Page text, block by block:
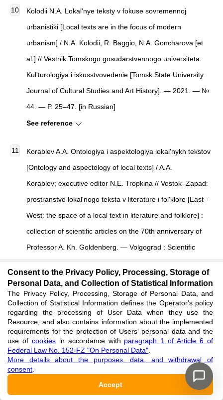
Kolodii N.A. Lokal'nye teksty v fokuse sovremennoj
urbanistiki [Local texts are in the focus of modern
urbanism] / N.A. Kolodii, R. Baggio, N.A. Goncharova [et
al.] // Vestnik Tomskogo gosudarstvennogo universiteta.
Kul'turologiya i iskusstvovedenie [Tomsk State University
Journal of Cultural Studies and Art History]. — 2021. — №
44. — P. 25–47. [in Russian]
See reference
Korablev A.A. Ontologiya i aspektologiya lokal'nykh tekstov
[Ontology and aspectology of local texts] / A.A.
Korablev; executive editor N.E. Tropkina // Vostok–Zapad:
prostranstvo lokal'nogo teksta v literature i fol'klore [East–
West: the space of a local text in literature and folklore] :
collection of scientific articles on the 70th anniversary of
Professor A. Kh. Goldenberg. — Volgograd : Scientific
[in Russian]
See reference
Lugovskoy V.A. Kaspiyskoe more [The Caspian Sea] / V.A.
Lugovskoy. — Moscow : Goslitizdat, 1936. — 78 p. [in
Russian]
See reference
Consent to the Privacy Policy, Processing, Storage of
Personal Data, and Collection of Statistical Information
The Privacy Policy, Processing, Storage of Personal Data, and
Collection of Statistical Information defines the Operator's policy
regarding the processing of User Data when they use the
Resource, and also contains information about the implemented
requirements for the protection of Users' personal data and the
use of cookiesin accordance with paragraph 1 of Article 6 of
Federal Law No. 152-FZ "On Personal Data"
More details about the purposes, data, and withdrawal of
consent
Accept